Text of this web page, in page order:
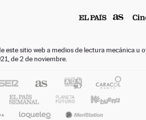
este sitio web a medios de lectura mecánica
de 2 de noviembre.